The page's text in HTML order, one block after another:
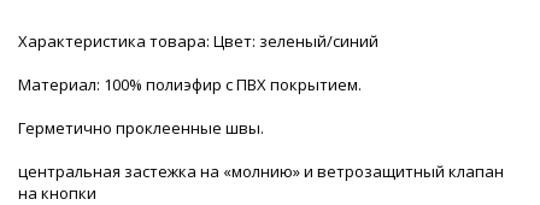
Характеристика товара: Цвет: зеленый/синий
Материал: 100% полиэфир с ПВХ покрытием.
Герметично проклеенные швы.
центральная застежка на «молнию» и ветрозащитный клапан
на кнопки